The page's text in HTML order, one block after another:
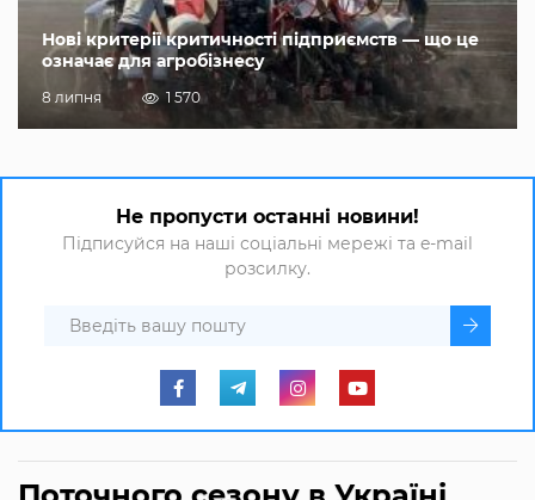
Нові критерії критичності підприємств — що це
означає для агробізнесу
8 липня 1 570
Не пропусти останні новини!
Підписуйся на наші соціальні мережі та e-mail
розсилку.